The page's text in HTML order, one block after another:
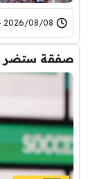
2026/08/08 - 22:08
صفقة ستضر